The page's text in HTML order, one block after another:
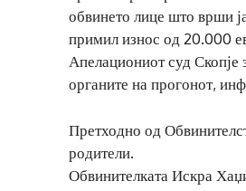
обвинето лице што врши
примил износ од 20.000
Апелациониот суд Скопје
органите на прогонот,
Претходно од
родители.
Обвинителката Искра